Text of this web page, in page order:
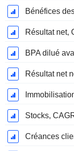
Résultat net,
BPA dilué
Résultat net
Stocks,
Créances